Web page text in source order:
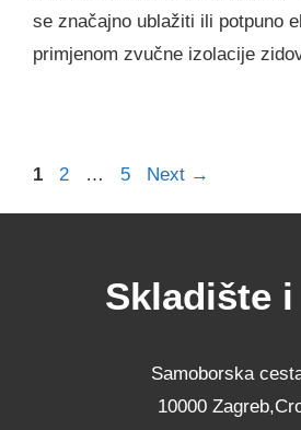
se značajno ublažiti ili potpuno
primjenom zvučne izolacije
Page
1 Page
2 … Page
5 Next →
Skladište
Samoborska
10000